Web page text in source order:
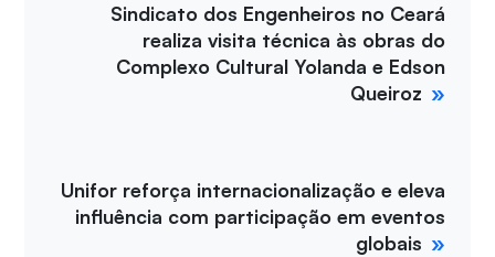
Sindicato dos Engenheiros no Ceará
realiza visita técnica às obras do
Complexo Cultural Yolanda e Edson
Queiroz
Unifor reforça internacionalização e eleva
influência com participação em eventos
globais